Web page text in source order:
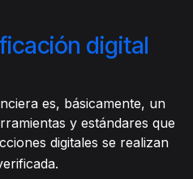
digital
es, básicamente, un
y estándares que
digitales se realizan